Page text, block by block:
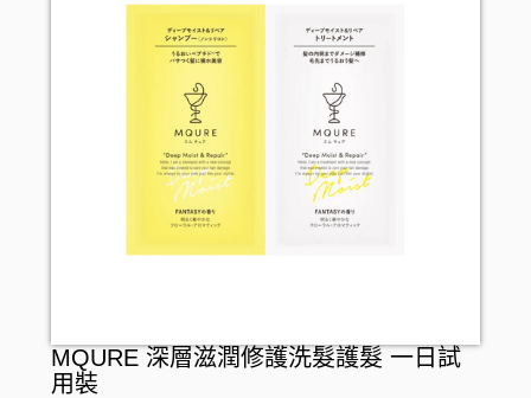
MQURE 深層滋潤修護洗髮護髮 一日試
用裝